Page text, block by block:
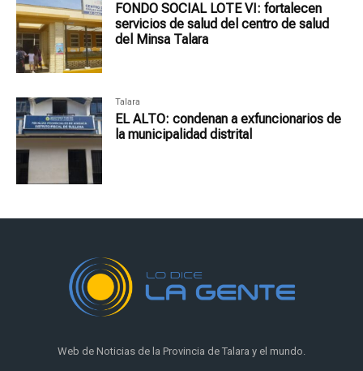
FONDO SOCIAL LOTE VI: fortalecen
servicios de salud del centro de salud
del Minsa Talara
Talara
EL ALTO: condenan a exfuncionarios de
la municipalidad distrital
Web de Noticias de la Provincia de Talara y el mundo.